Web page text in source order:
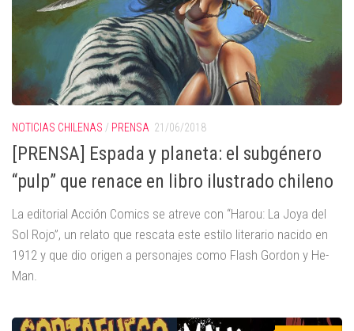
NOTICIAS CHILENAS / PRENSA 21/06/2018
[PRENSA] Espada y planeta: el subgénero
“pulp” que renace en libro ilustrado chileno
La editorial Acción Comics se atreve con “Harou: La Joya del
Sol Rojo”, un relato que rescata este estilo literario nacido en
1912 y que dio origen a personajes como Flash Gordon y He-
Man.